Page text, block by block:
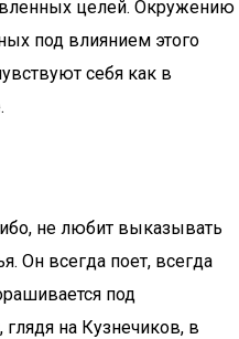
целей. Окружению
под влиянием этого
себя как в
не любит выказывать
Он всегда поет, всегда
под
на Кузнечиков, в